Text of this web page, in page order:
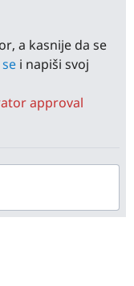
a kasnije da se
i napiši svoj
approval